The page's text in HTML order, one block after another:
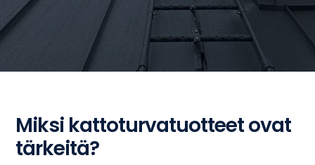
Miksi kattoturvatuotteet ovat
tärkeitä?